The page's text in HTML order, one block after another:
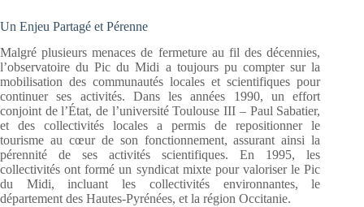
Un Enjeu Partagé et Pérenne
Malgré plusieurs menaces de fermeture au fil des décennies,
l’observatoire du Pic du Midi a toujours pu compter sur la
mobilisation des communautés locales et scientifiques pour
continuer ses activités. Dans les années 1990, un effort
conjoint de l’État, de l’université Toulouse III – Paul Sabatier,
et des collectivités locales a permis de repositionner le
tourisme au cœur de son fonctionnement, assurant ainsi la
pérennité de ses activités scientifiques. En 1995, les
collectivités ont formé un syndicat mixte pour valoriser le Pic
du Midi, incluant les collectivités environnantes, le
département des Hautes-Pyrénées, et la région Occitanie.